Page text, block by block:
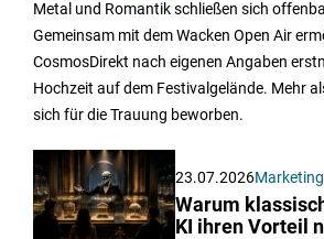
Metal und Romantik schließen sich
Gemeinsam mit dem Wacken Open Air
CosmosDirekt nach eigenen Angaben
Hochzeit auf dem Festivalgelände. Mehr
sich für die Trauung beworben.
23.07.2026
Warum
KI ihren Vorteil